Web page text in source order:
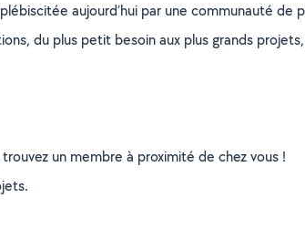
aujourd’hui par une communauté de
du plus petit besoin aux plus grands
un membre à proximité de chez vous !